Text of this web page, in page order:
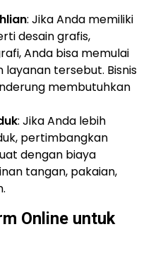
: Jika Anda memiliki
desain grafis,
Anda bisa memulai
tersebut. Bisnis
membutuhkan
: Jika Anda lebih
pertimbangkan
dengan biaya
tangan, pakaian,
Online untuk